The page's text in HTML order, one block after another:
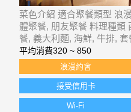
菜色介紹 適合聚餐類型 浪
體聚餐, 朋友聚餐 料理種類
餐, 義大利麵, 海鮮, 牛排, 套
平均消費320 ~ 850
浪漫約會
接受信用卡
Wi-Fi